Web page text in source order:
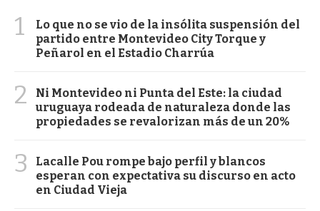
1
Lo que no se vio de la insólita suspensión del
partido entre Montevideo City Torque y
Peñarol en el Estadio Charrúa
2
Ni Montevideo ni Punta del Este: la ciudad
uruguaya rodeada de naturaleza donde las
propiedades se revalorizan más de un 20%
3
Lacalle Pou rompe bajo perfil y blancos
esperan con expectativa su discurso en acto
en Ciudad Vieja